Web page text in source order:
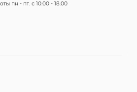
пн - пт. с 10.00 - 18.00